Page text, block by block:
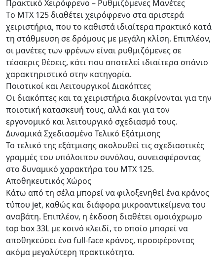
Πρακτικό Χειρόφρενο – Ρυθμιζόμενες Μανέτες
Τo ΜΤΧ 125 διαθέτει χειρόφρενο στα αριστερά
χειριστήρια, που το καθιστά ιδιαίτερα πρακτικό κατά
τη στάθμευση σε δρόμους με μεγάλη κλίση. Επιπλέον,
οι μανέτες των φρένων είναι ρυθμιζόμενες σε
τέσσερις θέσεις, κάτι που αποτελεί ιδιαίτερα σπάνιο
χαρακτηριστικό στην κατηγορία.
Ποιοτικοί και Λειτουργικοί Διακόπτες
Οι διακόπτες και τα χειριστήρια διακρίνονται για την
ποιοτική κατασκευή τους, αλλά και για τον
εργονομικό και λειτουργικό σχεδιασμό τους.
Δυναμικά Σχεδιασμένο Τελικό Εξάτμισης
Το τελικό της εξάτμισης ακολουθεί τις σχεδιαστικές
γραμμές του υπόλοιπου συνόλου, συνεισφέροντας
στο δυναμικό χαρακτήρα του ΜΤΧ 125.
Αποθηκευτικός Χώρος
Κάτω από τη σέλα μπορεί να φιλοξενηθεί ένα κράνος
τύπου jet, καθώς και διάφορα μικροαντικείμενα του
αναβάτη. Επιπλέον, η έκδοση διαθέτει ομοιόχρωμο
top box 33L με κοινό κλειδί, το οποίο μπορεί να
αποθηκεύσει ένα full-face κράνος, προσφέροντας
ακόμα μεγαλύτερη πρακτικότητα.